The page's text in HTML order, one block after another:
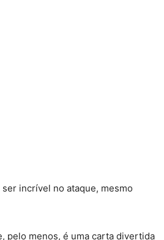
incrível no ataque, mesmo
pelo menos, é uma carta divertida